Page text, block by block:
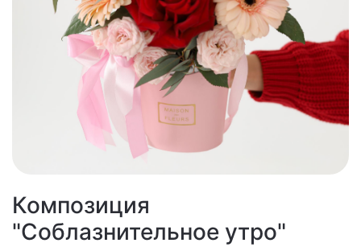
Композиция
"Соблазнительное утро"